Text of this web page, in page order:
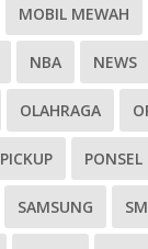
MOBIL MEWAH
NBA NEWS
OLAHRAGA
PICKUP PONSEL
SAMSUNG